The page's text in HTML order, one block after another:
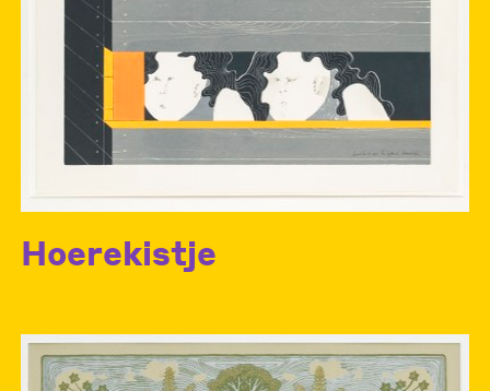
Hoerekistje